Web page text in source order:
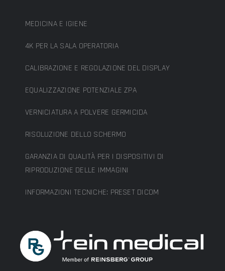
MEDICINA E IGIENE
4K PER LA SALA OPERATORIA
CALIBRAZIONE E REGOLAZIONE DEL DISPLAY
EQUALIZZAZIONE POTENZIALE ZPA
VERNICIATURA A POLVERE GERMICIDA
RISOLUZIONE DELLO SCHERMO
GARANZIA DI QUALITÀ PER I DISPOSITIVI DI
RIPRODUZIONE DELLE IMMAGINI
INFORMAZIONI TECNICHE: PRESET DICOM